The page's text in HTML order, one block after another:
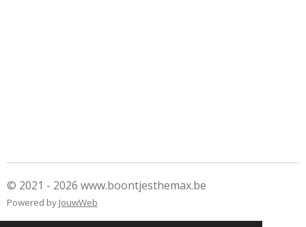
© 2021 - 2026 www.boontjesthemax.be
Powered by JouwWeb